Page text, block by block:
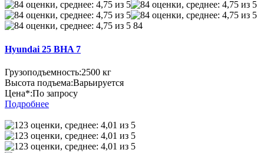
84
Hyundai 25 BHA 7
Грузоподъемность:2500 кг
Высота подъема:Варьируется
Цена*:По запросу
Подробнее